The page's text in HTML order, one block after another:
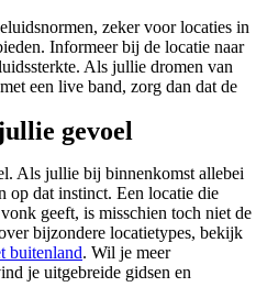
zeker voor locaties in
Informeer bij de locatie naar
Als jullie dromen van
een live band, zorg dan dat de
gevoel
Als jullie bij binnenkomst allebei
dat instinct. Een locatie die
geeft, is misschien toch niet de
bijzondere locatietypes, bekijk
buitenland. Wil je meer
je uitgebreide gidsen en